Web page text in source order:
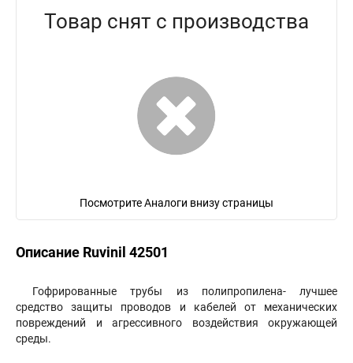
Товар снят с производства
Посмотрите Аналоги внизу страницы
Описание Ruvinil 42501
Гофрированные трубы из полипропилена- лучшее
средство защиты проводов и кабелей от механических
повреждений и агрессивного воздействия окружающей
среды.